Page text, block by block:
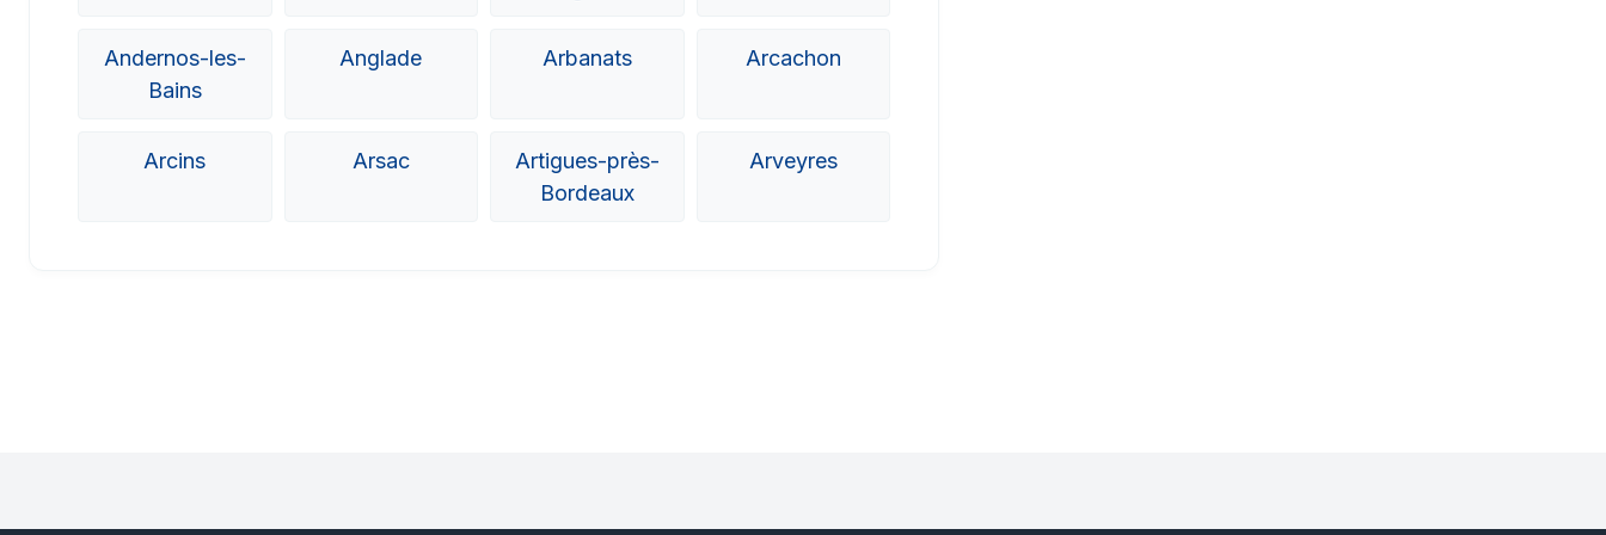
Andernos-les-
Bains
Anglade Arbanats Arcachon
Arcins Arsac
Artigues-près-
Bordeaux
Arveyres